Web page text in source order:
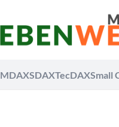
MDAXSDAXTecDAXSmall